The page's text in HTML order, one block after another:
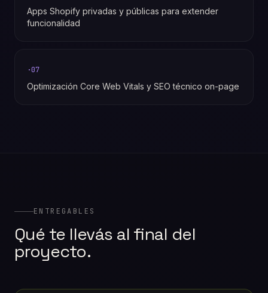
Apps Shopify privadas y públicas para extender
funcionalidad
·07
Optimización Core Web Vitals y SEO técnico on-page
ENTREGABLES
Qué te llevás al final del
proyecto.